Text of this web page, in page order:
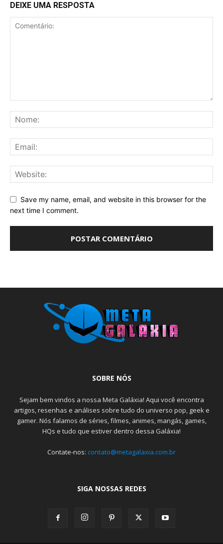
DEIXE UMA RESPOSTA
Save my name, email, and website in this browser for the
next time I comment.
SOBRE NÓS
Sejam bem vindos a nossa Meta Galáxia! Aqui você encontra
artigos, resenhas e análises sobre tudo do universo pop, geek e
gamer. Nós falamos de séries, filmes, animes, mangás, games,
HQs e tudo que estiver dentro dessa Galáxia!
Contate-nos: contato@metagalaxia.com.br
SIGA NOSSAS REDES